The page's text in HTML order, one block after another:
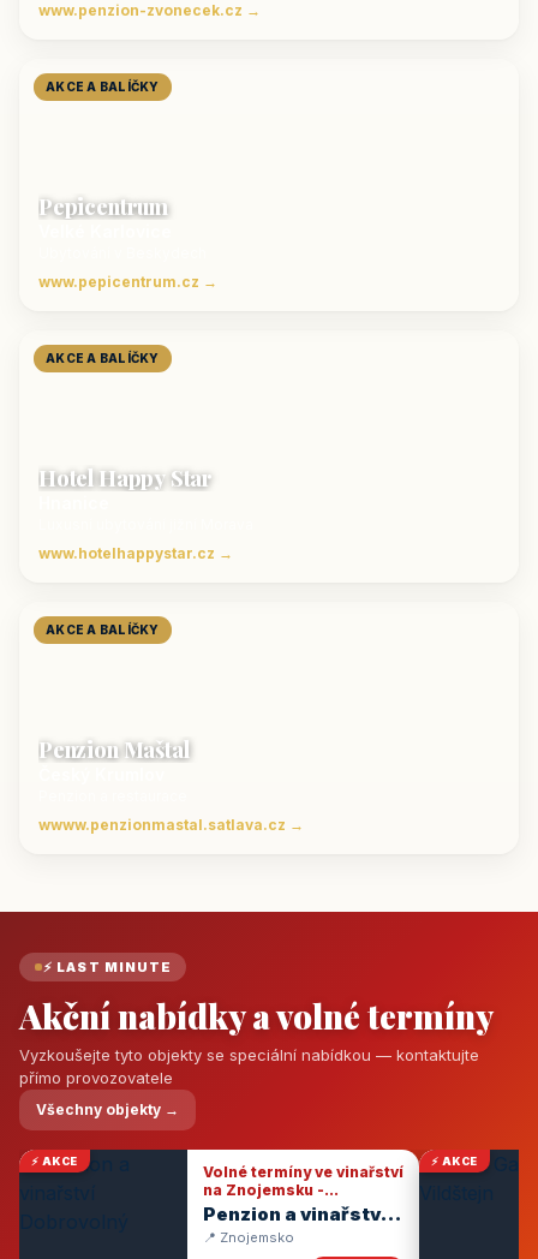
www.penzion-zvonecek.cz →
AKCE A BALÍČKY
Pepicentrum
www.pepicentrum.cz →
AKCE A BALÍČKY
Hotel Happy Star
www.hotelhappystar.cz →
AKCE A BALÍČKY
Penzion Maštal
wwww.penzionmastal.satlava.cz →
⚡ LAST MINUTE
Akční nabídky a volné termíny
Vyzkoušejte tyto objekty se speciální nabídkou — kontaktujte
přímo provozovatele
Všechny objekty →
⚡ AKCE
Volné termíny ve vinařství
na Znojemsku -
degustace vín
Penzion a vinařství
Dobrovolný
📍 Znojemsko
⚡ AKCE